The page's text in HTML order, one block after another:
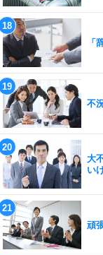
「
不
大
い
頑